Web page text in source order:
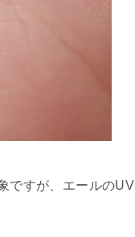
ですが、エールのUV